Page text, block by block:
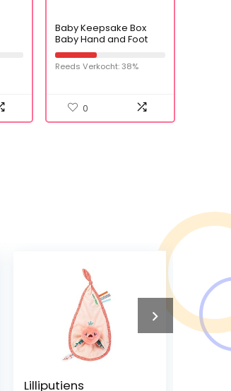
Baby Keepsake Box
Baby Hand and Foot
Imprint Permanent-
Rose Gold Round Pot
Photo Frames (Color :
Reeds Verkocht: 38%
0
Lilliputiens